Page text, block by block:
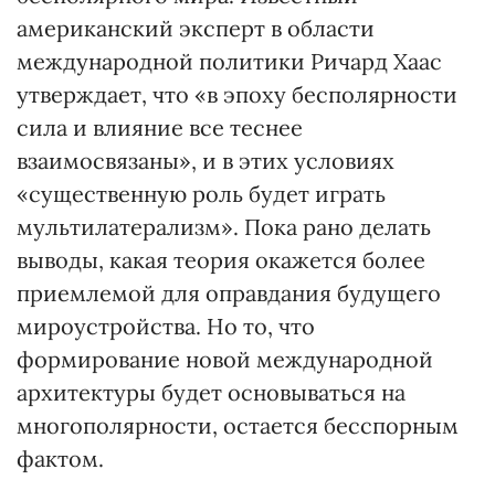
американский эксперт в области
международной политики Ричард Хаас
утверждает, что «в эпоху бесполярности
сила и влияние все теснее
взаимосвязаны», и в этих условиях
«существенную роль будет играть
мультилатерализм». Пока рано делать
выводы, какая теория окажется более
приемлемой для оправдания будущего
мироустройства. Но то, что
формирование новой международной
архитектуры будет основываться на
многополярности, остается бесспорным
фактом.